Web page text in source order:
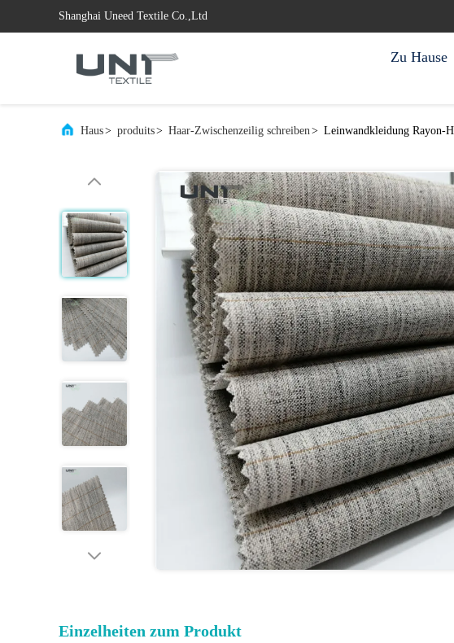
Shanghai Uneed Textile Co.,Ltd
Zu Hause
Haus> produits> Haar-Zwischenzeilig schreiben> Leinwandkleidung Rayon-
Einzelheiten zum Produkt